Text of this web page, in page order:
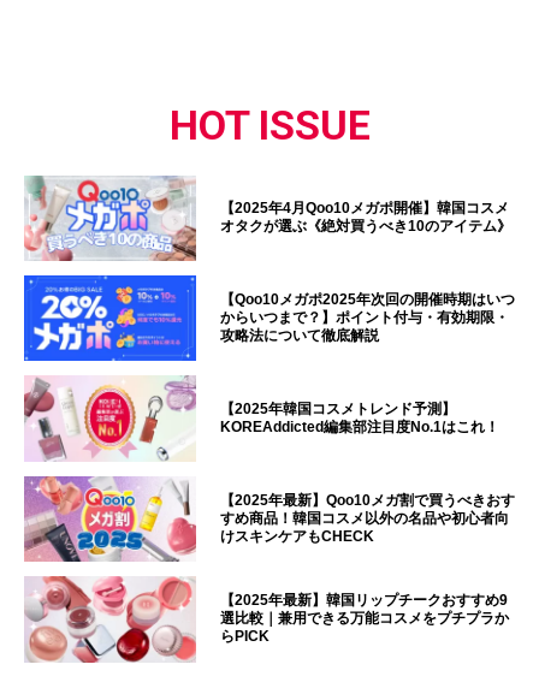
HOT ISSUE
【2025年4月Qoo10メガポ開催】韓国コスメ
オタクが選ぶ《絶対買うべき10のアイテム》
【Qoo10メガポ2025年次回の開催時期はいつ
からいつまで？】ポイント付与・有効期限・
攻略法について徹底解説
【2025年韓国コスメトレンド予測】
KOREAddicted編集部注目度No.1はこれ！
【2025年最新】Qoo10メガ割で買うべきおす
すめ商品！韓国コスメ以外の名品や初心者向
けスキンケアもCHECK
【2025年最新】韓国リップチークおすすめ9
選比較｜兼用できる万能コスメをプチプラか
らPICK